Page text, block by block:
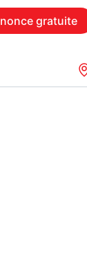
gratuite